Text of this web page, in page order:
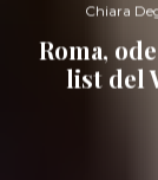
Chiara
Roma,
list del